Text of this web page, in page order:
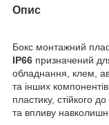
Опис
Бокс монтажний
IP66 призначений
обладнання, клем,
та інших
пластику, стійкого
та впливу